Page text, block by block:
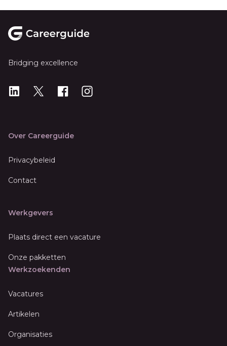
Bridging excellence
LinkedIn
X Instagram
Over Careerguide
Privacybeleid
Contact
Werkgevers
Plaats direct een vacature
Onze pakketten
Werkzoekenden
Vacatures
Artikelen
Organisaties